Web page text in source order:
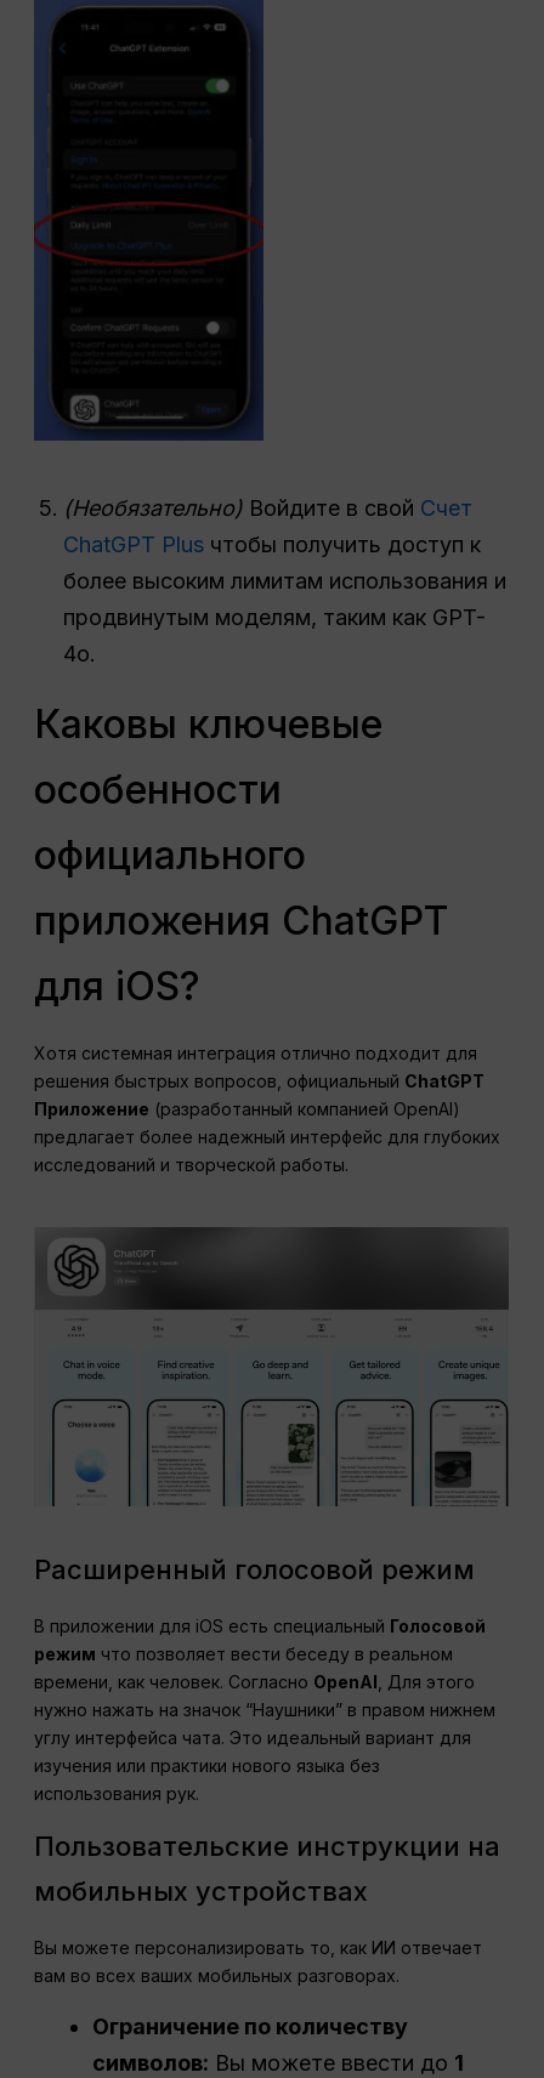
(Необязательно) Войдите в свой Счет
ChatGPT Plus чтобы получить доступ к
более высоким лимитам использования и
продвинутым моделям, таким как GPT-
4o.
Каковы ключевые
особенности
официального
приложения ChatGPT
для iOS?
Хотя системная интеграция отлично подходит для
решения быстрых вопросов, официальный ChatGPT
Приложение (разработанный компанией OpenAI)
предлагает более надежный интерфейс для глубоких
исследований и творческой работы.
Расширенный голосовой режим
В приложении для iOS есть специальный Голосовой
режим что позволяет вести беседу в реальном
времени, как человек. Согласно OpenAI , Для этого
нужно нажать на значок “Наушники” в правом нижнем
углу интерфейса чата. Это идеальный вариант для
изучения или практики нового языка без
использования рук.
Пользовательские инструкции на
мобильных устройствах
Вы можете персонализировать то, как ИИ отвечает
вам во всех ваших мобильных разговорах.
Ограничение по количеству
символов: Вы можете ввести до 1